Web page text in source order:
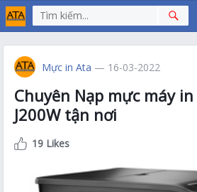
Mực in Ata — 16-03-2022
Chuyên Nạp mực máy
J200W tận nơi
19 Likes